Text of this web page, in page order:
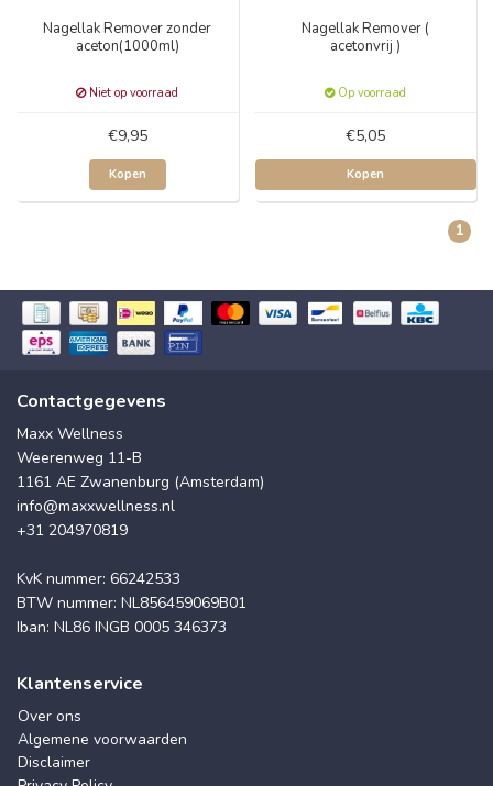
Nagellak Remover zonder
aceton(1000ml)
Niet op voorraad
€9,95
Kopen
Nagellak Remover (
acetonvrij )
Op voorraad
€5,05
Kopen
1
Contactgegevens
Maxx Wellness
Weerenweg 11-B
1161 AE Zwanenburg (Amsterdam)
info@maxxwellness.nl
+31 204970819
KvK nummer: 66242533
BTW nummer: NL856459069B01
Iban: NL86 INGB 0005 346373
Klantenservice
Over ons
Algemene voorwaarden
Disclaimer